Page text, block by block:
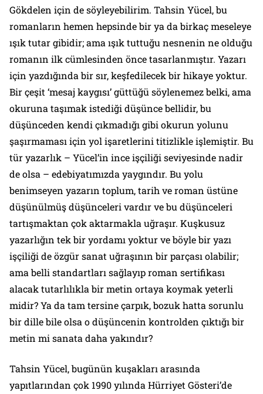
Gökdelen için de söyleyebilirim. Tahsin Yücel, bu
romanların hemen hepsinde bir ya da birkaç meseleye
ışık tutar gibidir; ama ışık tuttuğu nesnenin ne olduğu
romanın ilk cümlesinden önce tasarlanmıştır. Yazarı
için yazdığında bir sır, keşfedilecek bir hikaye yoktur.
Bir çeşit ‘mesaj kaygısı’ güttüğü söylenemez belki, ama
okuruna taşımak istediği düşünce bellidir, bu
düşünceden kendi çıkmadığı gibi okurun yolunu
şaşırmaması için yol işaretlerini titizlikle işlemiştir. Bu
tür yazarlık – Yücel’in ince işçiliği seviyesinde nadir
de olsa – edebiyatımızda yaygındır. Bu yolu
benimseyen yazarın toplum, tarih ve roman üstüne
düşünülmüş düşünceleri vardır ve bu düşünceleri
tartışmaktan çok aktarmakla uğraşır. Kuşkusuz
yazarlığın tek bir yordamı yoktur ve böyle bir yazı
işçiliği de özgür sanat uğraşının bir parçası olabilir;
ama belli standartları sağlayıp roman sertifikası
alacak tutarlılıkla bir metin ortaya koymak yeterli
midir? Ya da tam tersine çarpık, bozuk hatta sorunlu
bir dille bile olsa o düşüncenin kontrolden çıktığı bir
metin mi sanata daha yakındır?
Tahsin Yücel, bugünün kuşakları arasında
yapıtlarından çok 1990 yılında Hürriyet Gösteri’de